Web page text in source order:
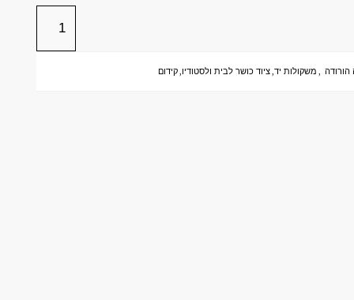
, משקולות יד,ציוד כושר לבית ולסטודיו,קידום